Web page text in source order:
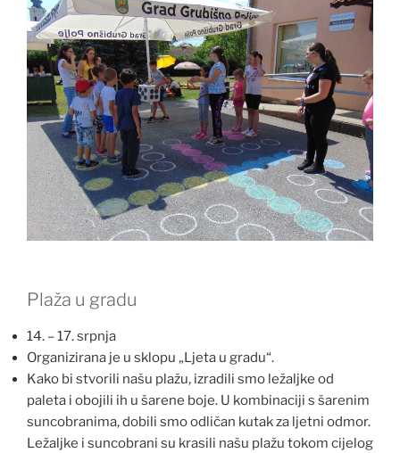
Plaža u gradu
14. – 17. srpnja
Organizirana je u sklopu „Ljeta u gradu“.
Kako bi stvorili našu plažu, izradili smo ležaljke od
paleta i obojili ih u šarene boje. U kombinaciji s šarenim
suncobranima, dobili smo odličan kutak za ljetni odmor.
Ležaljke i suncobrani su krasili našu plažu tokom cijelog